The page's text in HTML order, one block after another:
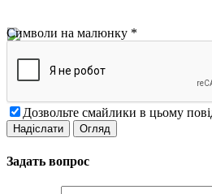
Символи на малюнку *
Дозвольте смайлики в цьому
Задать вопрос